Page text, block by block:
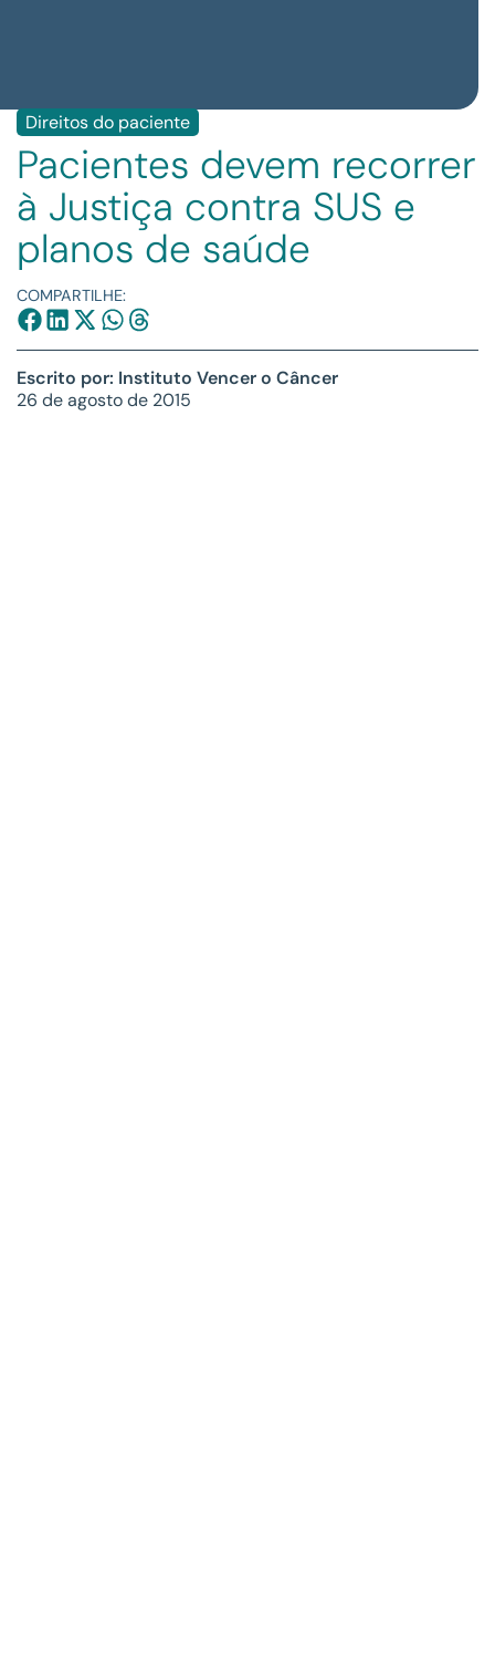
Direitos do paciente
Pacientes devem recorrer
à Justiça contra SUS e
planos de saúde
COMPARTILHE:
Escrito por: Instituto Vencer o Câncer
26 de agosto de 2015